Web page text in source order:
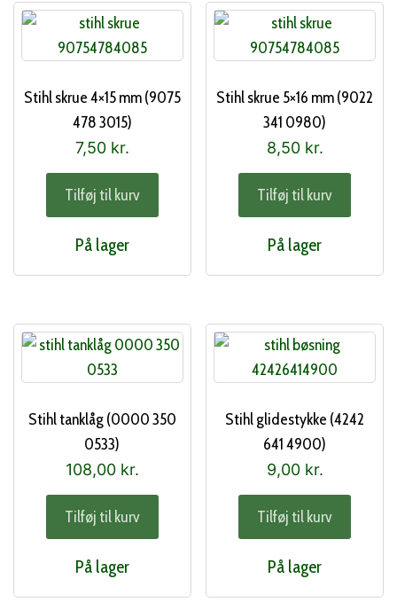
Stihl skrue 4×15 mm (9075
478 3015)
7,50 kr.
Tilføj til kurv
På lager
Stihl skrue 5×16 mm (9022
341 0980)
8,50 kr.
Tilføj til kurv
På lager
Stihl tanklåg (0000 350
0533)
108,00 kr.
Tilføj til kurv
På lager
Stihl glidestykke (4242
641 4900)
9,00 kr.
Tilføj til kurv
På lager